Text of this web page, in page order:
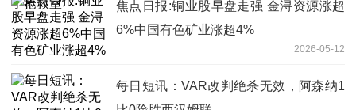
焦点日报:铜业股早盘走强 金浔资源涨超
6%中国有色矿业涨超4%
2026-05-12
每日短讯：VAR改判绝杀无效，阿森纳1